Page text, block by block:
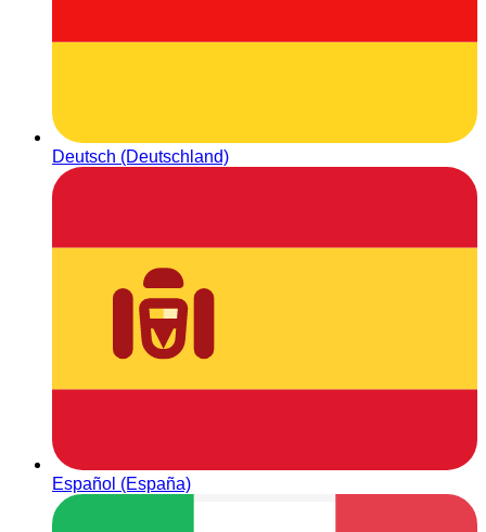
Deutsch (Deutschland)
Español (España)